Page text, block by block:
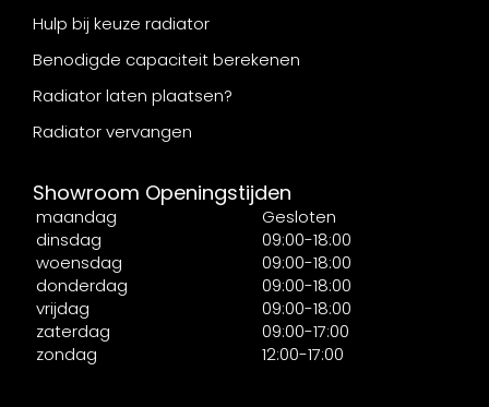
Hulp bij keuze radiator
Benodigde capaciteit berekenen
Radiator laten plaatsen?
Radiator vervangen
Showroom Openingstijden
maandag
Gesloten
dinsdag
09:00-18:00
woensdag
09:00-18:00
donderdag
09:00-18:00
vrijdag
09:00-18:00
zaterdag
09:00-17:00
zondag
12:00-17:00